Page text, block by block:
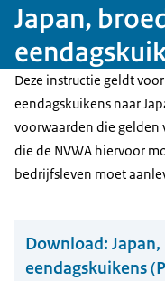
Japan,
Deze instructie geldt
eendagskuikens naar
voorwaarden die gelden
die de NVWA hiervoor
bedrijfsleven moet
Download:
eendagskuikens